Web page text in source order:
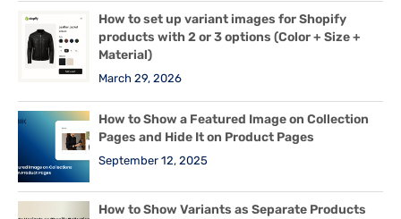
How to set up variant images for Shopify
products with 2 or 3 options (Color + Size +
Material)
March 29, 2026
How to Show a Featured Image on Collection
Pages and Hide It on Product Pages
September 12, 2025
How to Show Variants as Separate Products